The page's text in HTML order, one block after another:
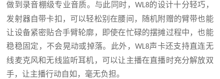
做到录音棚级专业音质。与此同时， WL8的设计十分轻巧，
发射器自带卡扣，可以轻松别在腰间，随机附赠的臂带也能
让设备紧密贴合手臂轮廓，即使在忙碌的摆摊过程中，也能
稳稳固定，不会晃动或掉落。此外， WL8声卡还支持直连无
线麦克风和无线监听耳机，可以让主播在直播时充分解放双
手，让主播行动自如，毫无负担。